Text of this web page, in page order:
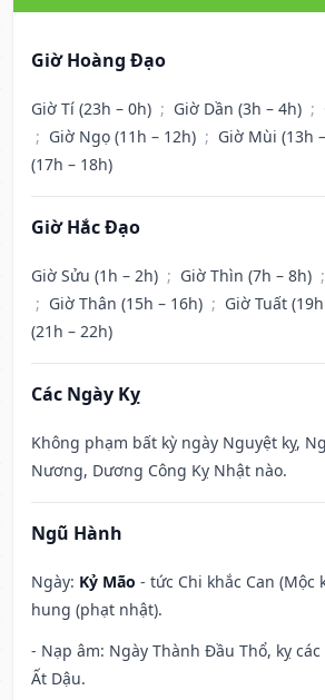
Giờ Hoàng Đạo
Giờ Tí (23h – 0h) ; Giờ Dần (3h – 4h) ;
; Giờ Ngọ (11h – 12h) ; Giờ Mùi (13h
(17h – 18h)
Giờ Hắc Đạo
Giờ Sửu (1h – 2h) ; Giờ Thìn (7h – 8h) ;
; Giờ Thân (15h – 16h) ; Giờ Tuất
(21h – 22h)
Các Ngày Kỵ
Không phạm bất kỳ ngày Nguyệt kỵ,
Nương, Dương Công Kỵ Nhật nào.
Ngũ Hành
Ngày: Kỷ Mão - tức Chi khắc Can (Mộc
hung (phạt nhật).
- Nạp âm: Ngày Thành Đầu Thổ, kỵ
Ất Dậu.